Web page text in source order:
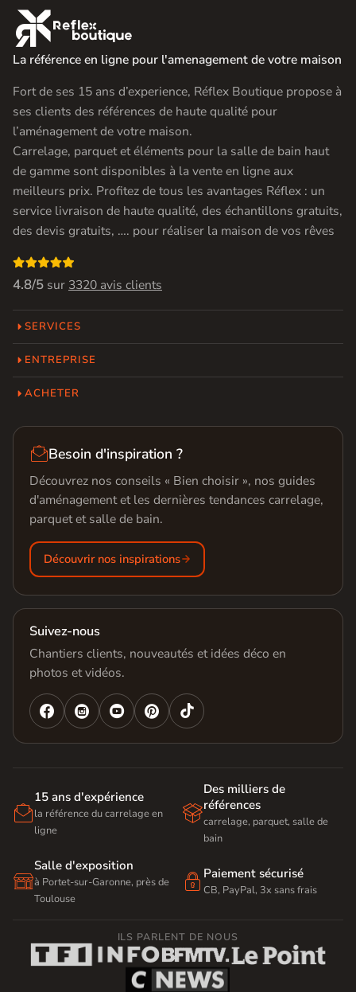

La référence en ligne pour l'amenagement de votre maison
Fort de ses 15 ans d’experience, Réflex Boutique propose à
ses clients des références de haute qualité pour
l’aménagement de votre maison.
Carrelage, parquet et éléments pour la salle de bain haut
de gamme sont disponibles à la vente en ligne aux
meilleurs prix. Profitez de tous les avantages Réflex : un
service livraison de haute qualité, des échantillons gratuits,
des devis gratuits, …. pour réaliser la maison de vos rêves

4.8/5 sur 3320 avis clients
SERVICES
ENTREPRISE
ACHETER
Besoin d'inspiration ?
Découvrez nos conseils « Bien choisir », nos guides
d'aménagement et les dernières tendances carrelage,
parquet et salle de bain.
Découvrir nos inspirations
Suivez-nous
Chantiers clients, nouveautés et idées déco en
photos et vidéos.
   

15 ans d'expérience
la référence du carrelage en
ligne

Des milliers de
références
carrelage, parquet, salle de
bain

Salle d'exposition
à Portet-sur-Garonne, près de
Toulouse
 Paiement sécurisé
CB, PayPal, 3x sans frais
ILS PARLENT DE NOUS